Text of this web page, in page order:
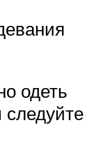
одеть